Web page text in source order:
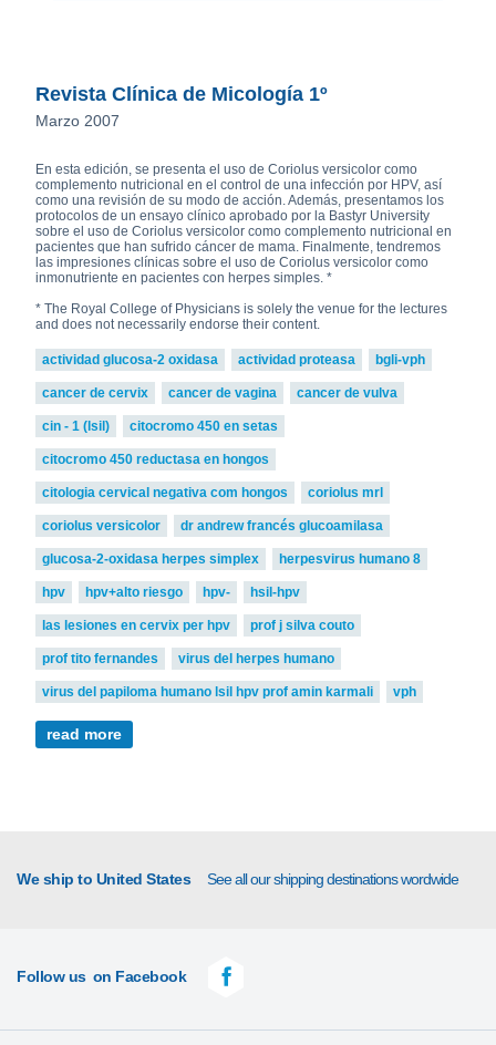
Revista Clínica de Micología 1º
Marzo 2007
En esta edición, se presenta el uso de Coriolus versicolor como
complemento nutricional en el control de una infección por HPV, así
como una revisión de su modo de acción. Además, presentamos los
protocolos de un ensayo clínico aprobado por la Bastyr University
sobre el uso de Coriolus versicolor como complemento nutricional en
pacientes que han sufrido cáncer de mama. Finalmente, tendremos
las impresiones clínicas sobre el uso de Coriolus versicolor como
inmonutriente en pacientes con herpes simples. *
* The Royal College of Physicians is solely the venue for the lectures
and does not necessarily endorse their content.
actividad glucosa-2 oxidasa actividad proteasa bgli-vph
cancer de cervix cancer de vagina cancer de vulva
cin - 1 (lsil) citocromo 450 en setas
citocromo 450 reductasa en hongos
citologia cervical negativa com hongos coriolus mrl
coriolus versicolor dr andrew francés glucoamilasa
glucosa-2-oxidasa herpes simplex herpesvirus humano 8
hpv hpv+alto riesgo hpv- hsil-hpv
las lesiones en cervix per hpv prof j silva couto
prof tito fernandes virus del herpes humano
virus del papiloma humano lsil hpv prof amin karmali vph
read more
We ship to United States See all our shipping destinations wordwide
Follow us on Facebook